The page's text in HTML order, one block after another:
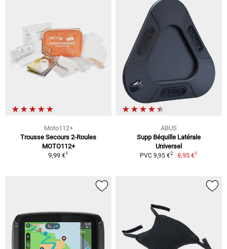
Moto112+
Trousse Secours 2-Roules
MOTO112+
9,99 €1
ABUS
Supp Béquille Latérale
Universel
PVC 9,95 €2 8,95 €1